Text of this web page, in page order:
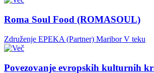
Roma Soul Food (ROMASOUL)
Združenje EPEKA (Partner) Maribor V teku
Povezovanje evropskih kulturnih